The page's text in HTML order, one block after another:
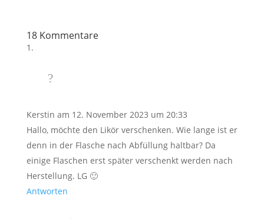
18 Kommentare
Kerstin am 12. November 2023 um 20:33
Hallo, möchte den Likör verschenken. Wie lange ist er
denn in der Flasche nach Abfüllung haltbar? Da
einige Flaschen erst später verschenkt werden nach
Herstellung. LG 🙂
Antworten